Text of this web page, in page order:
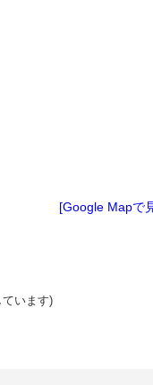
[Google Mapで
います)